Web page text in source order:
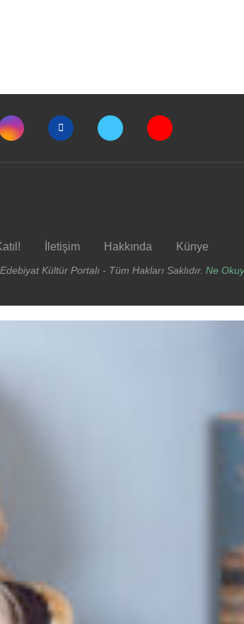
İletişim Hakkında Künye
Kültür Portalı - Tüm Hakları Saklıdır. Ne